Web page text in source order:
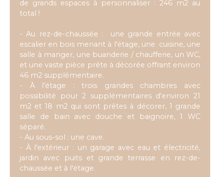
de grands espaces à personnaliser : 246 m2 au
total !
- Au rez-de-chaussée : une grande entrée avec
escalier en bois menant à l'étage, une cuisine, une
salle à manger, une buanderie / chaufferie, un WC,
et une vaste pièce prête à décorée offrant environ
46 m2 supplémentaire.
- À l’étage : trois grandes chambres avec
possibilité pour 2 supplémentaires d'environ 21
m2 et 18 m2 qui sont prêtes à décorer, 1 grande
salle de bain avec douche et baignoire, 1 WC
séparé.
- Au sous-sol : une cave.
- À l'extérieur : un garage avec eau et électricité,
jardin avec puits et grande terrasse en rez-de-
chaussée et à l'étage.